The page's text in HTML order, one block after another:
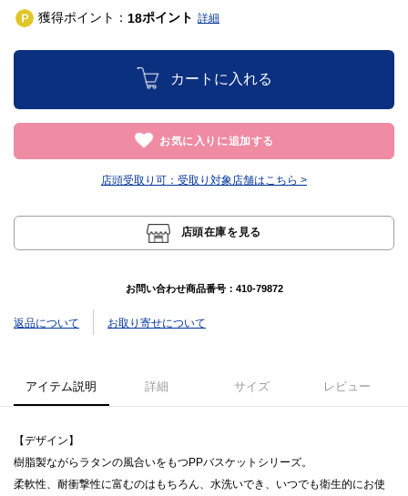
獲得ポイント： 18ポイント 詳細
カートに入れる
お気に入りに追加する
店頭受取り可： 受取り対象店舗はこちら >
店頭在庫を見る
お問い合わせ商品番号： 410-79872
返品について お取り寄せについて
アイテム説明 詳細 サイズ レビュー
【デザイン】
樹脂製ながらラタンの風合いをもつPPバスケットシリーズ。
柔軟性、耐衝撃性に富むのはもちろん、水洗いでき、いつでも衛生的にお使